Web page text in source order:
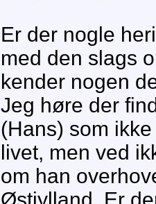
Er der nogle
med den slags
kender nogen
Jeg høre der
(Hans) som
livet, men ved
om han